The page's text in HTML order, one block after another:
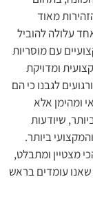
מאוד
עלולה להוביל
עם מוסריות
ומדויקת
לגבנו כי הם
ומהימן אלא
שיודעות
ביותר.
מצטיין ומתבלט,
עומדים בראש